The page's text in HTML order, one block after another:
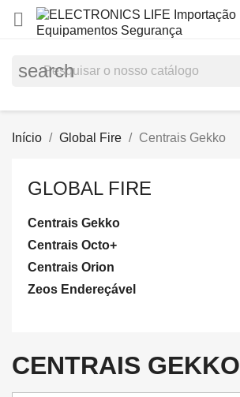

search
Início Global Fire Centrais Gekko
GLOBAL FIRE
Centrais Gekko
Centrais Octo+
Centrais Orion
Zeos Endereçável
CENTRAIS GEKKO